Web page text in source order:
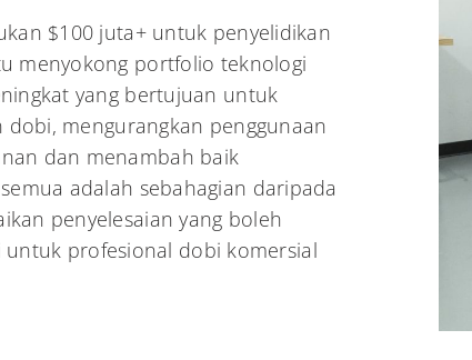
$100 juta+ untuk penyelidikan
menyokong portfolio teknologi
yang bertujuan untuk
mengurangkan penggunaan
dan menambah baik
adalah sebahagian daripada
penyelesaian yang boleh
profesional dobi komersial